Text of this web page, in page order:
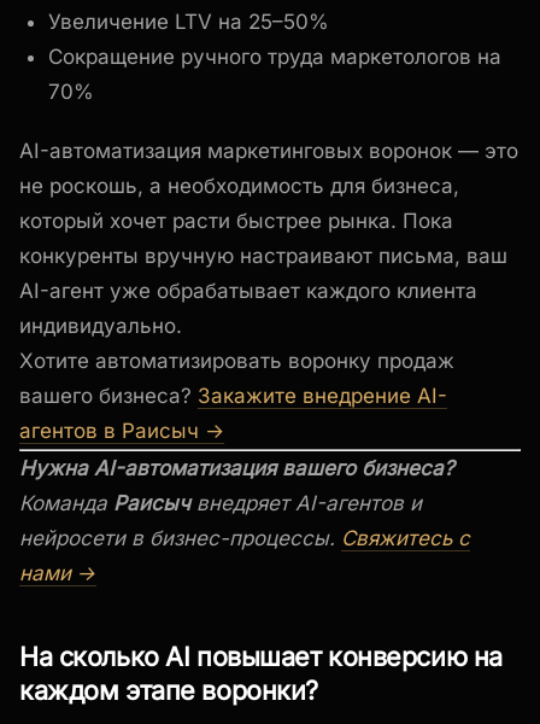
Увеличение LTV на 25–50%
Сокращение ручного труда маркетологов на
70%
AI-автоматизация маркетинговых воронок — это
не роскошь, а необходимость для бизнеса,
который хочет расти быстрее рынка. Пока
конкуренты вручную настраивают письма, ваш
AI-агент уже обрабатывает каждого клиента
индивидуально.
Хотите автоматизировать воронку продаж
вашего бизнеса? Закажите внедрение AI-
агентов в Раисыч →
Нужна AI-автоматизация вашего бизнеса?
Команда Раисычвнедряет AI-агентов и
нейросети в бизнес-процессы. Свяжитесь с
нами →
На сколько AI повышает конверсию на
каждом этапе воронки?